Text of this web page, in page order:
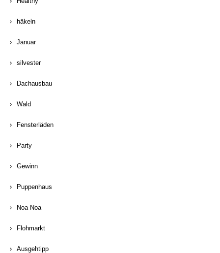
häkeln
Januar
silvester
Dachausbau
Wald
Fensterläden
Party
Gewinn
Puppenhaus
Noa Noa
Flohmarkt
Ausgehtipp